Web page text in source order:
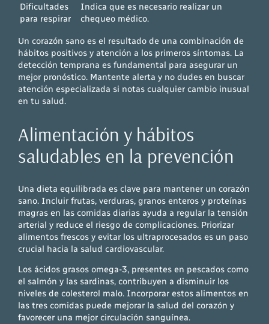
Dificultades
para respirar
Indica que es necesario realizar un
chequeo médico.
Un corazón sano es el resultado de una combinación de
hábitos positivos y atención a los primeros síntomas. La
detección temprana es fundamental para asegurar un
mejor pronóstico. Mantente alerta y no dudes en buscar
atención especializada si notas cualquier cambio inusual
en tu salud.
Alimentación y hábitos
saludables en la prevención
Una dieta equilibrada es clave para mantener un corazón
sano. Incluir frutas, verduras, granos enteros y proteínas
magras en las comidas diarias ayuda a regular la tensión
arterial y reduce el riesgo de complicaciones. Priorizar
alimentos frescos y evitar los ultraprocesados es un paso
crucial hacia la salud cardiovascular.
Los ácidos grasos omega-3, presentes en pescados como
el salmón y las sardinas, contribuyen a disminuir los
niveles de colesterol malo. Incorporar estos alimentos en
las tres comidas puede mejorar la salud del corazón y
favorecer una mejor circulación sanguínea.